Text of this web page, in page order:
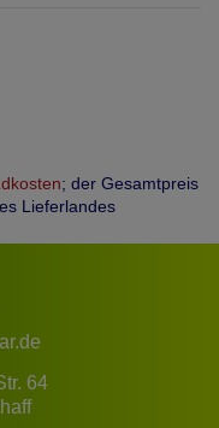
; der Gesamtpreis
Lieferlandes
64